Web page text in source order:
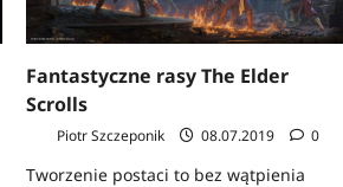
Fantastyczne rasy The Elder
Scrolls
Piotr Szczeponik 08.07.2019 0
Tworzenie postaci to bez wątpienia